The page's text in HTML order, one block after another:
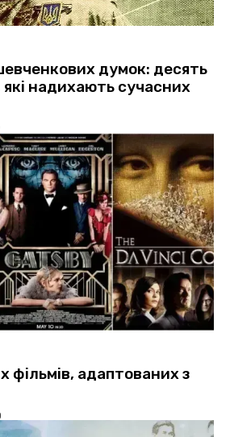
думок: десять
надихають сучасних
фільмів, адаптованих з